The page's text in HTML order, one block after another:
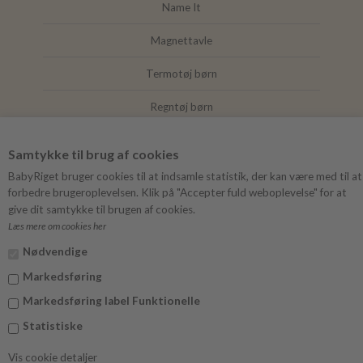
Samtykke til brug af cookies
BabyRiget bruger cookies til at indsamle statistik, der kan være med til at
forbedre brugeroplevelsen. Klik på "Accepter fuld weboplevelse" for at
give dit samtykke til brugen af cookies.
Læs mere om cookies her
Nødvendige
Markedsføring
Markedsføring label Funktionelle
Statistiske
Vis cookie detaljer
Name It
Magnettavle
Termotøj børn
Regntøj børn
Mushie
Facebook